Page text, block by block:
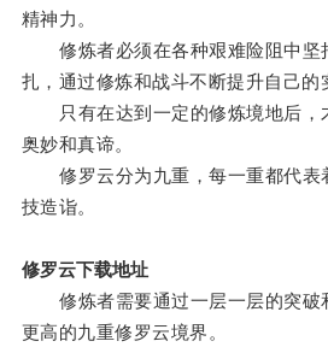
精神力。
修炼者必须在各种艰难险阻中坚
扎，通过修炼和战斗不断提升自己的
只有在达到一定的修炼境地后，
奥妙和真谛。
修罗云分为九重，每一重都代表
技造诣。
修罗云下载地址
修炼者需要通过一层一层的突破
更高的九重修罗云境界。